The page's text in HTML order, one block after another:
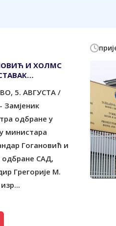
И ХОЛМС
5. АВГУСТА /
Замјеник
одбране у
министара
Гогановић и
САД,
Грегорије М.